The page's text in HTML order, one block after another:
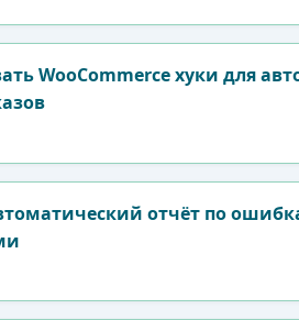
WooCommerce хуки для
отчёт по